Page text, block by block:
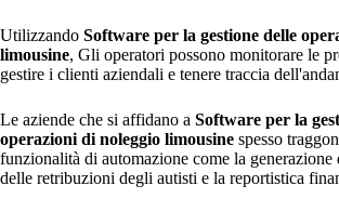
Utilizzando Software per la gestione delle
limousine, Gli operatori possono monitorare le
gestire i clienti aziendali e tenere traccia
Le aziende che si affidano a Software per la
operazioni di noleggio limousine spesso
funzionalità di automazione come la
delle retribuzioni degli autisti e la reportistica